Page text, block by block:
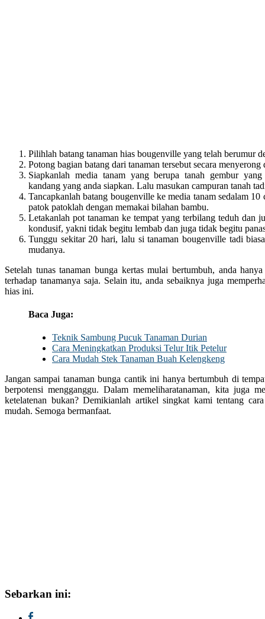
Pilihlah batang tanaman hias bougenville yang telah berumur
Potong bagian batang dari tanaman tersebut secara
Siapkanlah media tanam yang berupa tanah gembur
kandang yang anda siapkan. Lalu masukan campuran tanah
Tancapkanlah batang bougenville ke media tanam sedalam
patok patoklah dengan memakai bilahan bambu.
Letakanlah pot tanaman ke tempat yang terbilang teduh dan
kondusif, yakni tidak begitu lembab dan juga tidak begitu
Tunggu sekitar 20 hari, lalu si tanaman bougenville tadi
mudanya.
Setelah tunas tanaman bunga kertas mulai bertumbuh, anda
terhadap tanamanya saja. Selain itu, anda sebaiknya juga
hias ini.
Baca Juga:
Teknik Sambung Pucuk Tanaman Durian
Cara Meningkatkan Produksi Telur Itik Petelur
Cara Mudah Stek Tanaman Buah Kelengkeng
Jangan sampai tanaman bunga cantik ini hanya bertumbuh di
berpotensi mengganggu. Dalam memeliharatanaman, kita juga
ketelatenan bukan? Demikianlah artikel singkat kami tentang
mudah. Semoga bermanfaat.
Sebarkan ini: